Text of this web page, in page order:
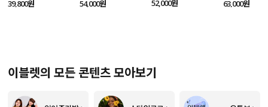
39,800원 54,000원 52,000원 63,000원
이블렛의 모든 콘텐츠 모아보기